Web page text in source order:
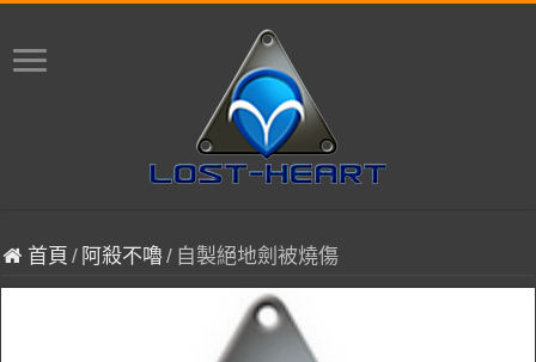
首頁 / 阿殺不嚕/ 自製絕地劍被燒傷